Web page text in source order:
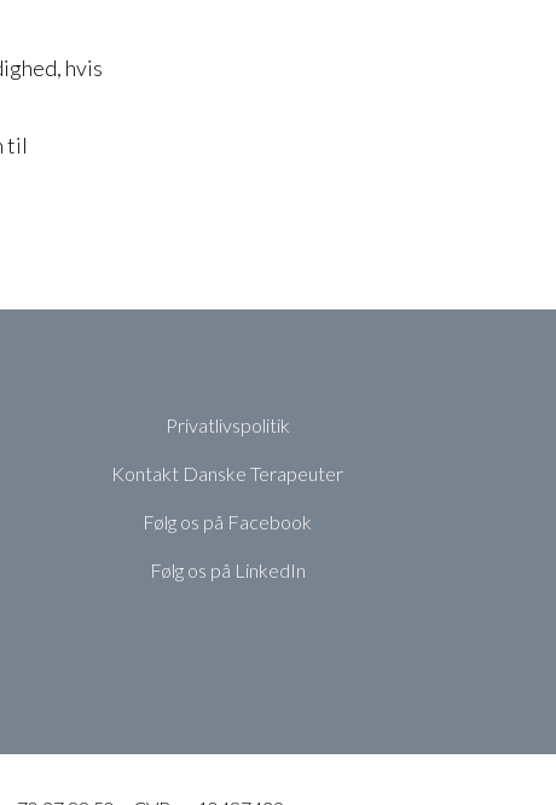
hvis
til
Privatlivspolitik
Kontakt Danske Terapeuter
Følg os på Facebook
Følg os på LinkedIn